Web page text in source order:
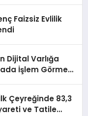
Faizsiz Evlilik
Dijital Varlığa
İşlem Görmesi
Çeyreğinde 83,3
ve Tatile